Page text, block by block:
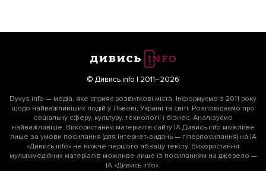
© Дивись.info | 2011–2026
Dyvys.info — медіа, яке сприяє розвиткові міста. Інформуємо з 2011 року
щодо найважливіших подій у Львові, Україні та світі. Розповідаємо про
соціальну сферу, культуру, технології і бізнес. Аналізуємо
найважливіше. Використання матеріалів сайту ІА Дивись.info можливе
лише за умови посилання (для інтернет-видань — гіперпосилання) на ІА
«Дивись.info» не нижче першого абзацу тексту. Використання
мультимедійних матеріалів можливе лише із посиланням на джерело —
ІА «Дивись.info».